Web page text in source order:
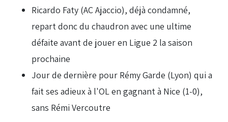
Ricardo Faty (AC Ajaccio), déjà condamné,
repart donc du chaudron avec une ultime
défaite avant de jouer en Ligue 2 la saison
prochaine
Jour de dernière pour Rémy Garde (Lyon) qui a
fait ses adieux à l'OL en gagnant à Nice (1-0),
sans Rémi Vercoutre